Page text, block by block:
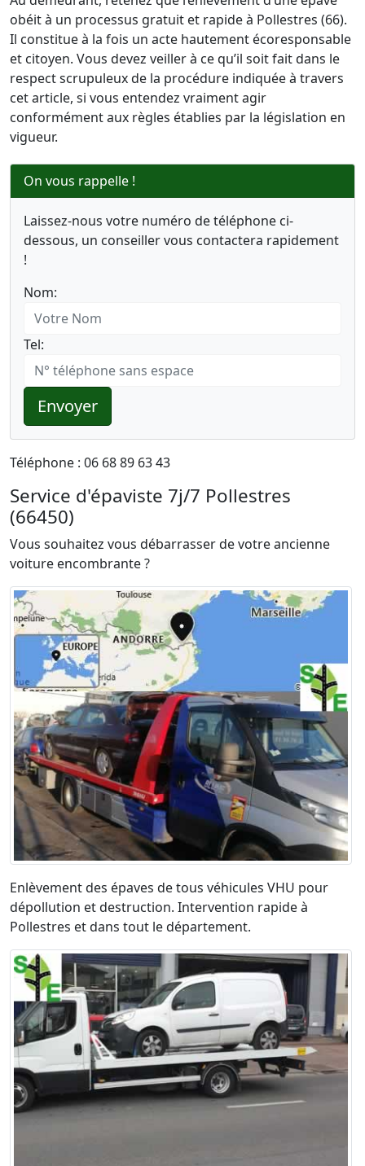
obéit à un processus gratuit et rapide à Pollestres (66).
Il constitue à la fois un acte hautement écoresponsable
et citoyen. Vous devez veiller à ce qu’il soit fait dans le
respect scrupuleux de la procédure indiquée à travers
cet article, si vous entendez vraiment agir
conformément aux règles établies par la législation en
vigueur.
On vous rappelle !
Laissez-nous votre numéro de téléphone ci-
dessous, un conseiller vous contactera rapidement
!
Nom:
Tel:
Envoyer
Téléphone : 06 68 89 63 43
Service d'épaviste 7j/7 Pollestres
(66450)
Vous souhaitez vous débarrasser de votre ancienne
voiture encombrante ?
Enlèvement des épaves de tous véhicules VHU pour
dépollution et destruction. Intervention rapide à
Pollestres et dans tout le département.